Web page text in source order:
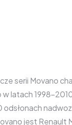
serii Movano
latach 1998-
jest Renault